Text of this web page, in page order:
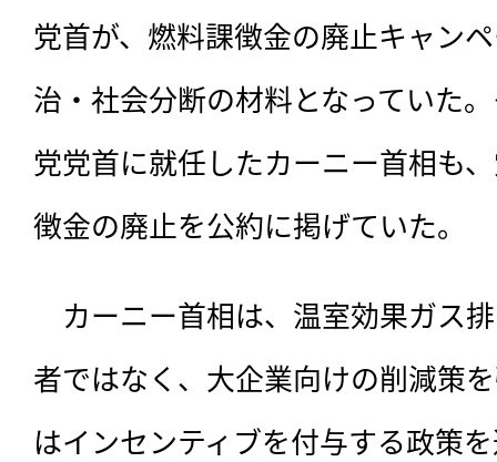
党首が、燃料課徴金の廃止キャン
治・社会分断の材料となっていた
党党首に就任したカーニー首相も
徴金の廃止を公約に掲げていた。
カーニー首相は、温室効果ガス
者ではなく、大企業向けの削減策
はインセンティブを付与する政策